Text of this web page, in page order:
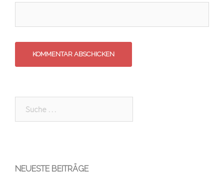
NEUESTE BEITRÄGE